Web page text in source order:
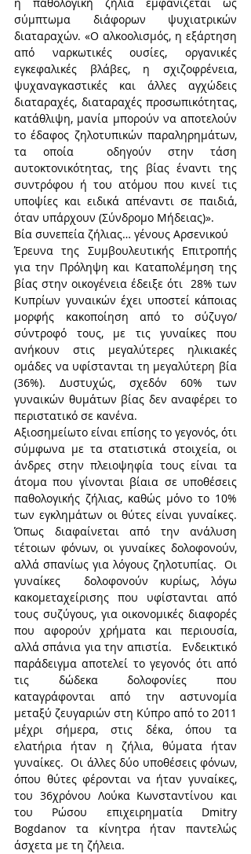
σύμπτωμα διάφορων ψυχιατρικών
διαταραχών. «Ο αλκοολισμός, η εξάρτηση
από ναρκωτικές ουσίες, οργανικές
εγκεφαλικές βλάβες, η σχιζοφρένεια,
ψυχαναγκαστικές και άλλες αγχώδεις
διαταραχές, διαταραχές προσωπικότητας,
κατάθλιψη, μανία μπορούν να αποτελούν
το έδαφος ζηλοτυπικών παραληρημάτων,
τα οποία  οδηγούν στην τάση
αυτοκτονικότητας, της βίας έναντι της
συντρόφου ή του ατόμου που κινεί τις
υποψίες και ειδικά απέναντι σε παιδιά,
όταν υπάρχουν (Σύνδρομο Μήδειας)».
Βία συνεπεία ζήλιας… γένους Αρσενικού
Έρευνα της Συμβουλευτικής Επιτροπής
για την Πρόληψη και Καταπολέμηση της
βίας στην οικογένεια έδειξε ότι  28% των
Κυπρίων γυναικών έχει υποστεί κάποιας
μορφής κακοποίηση από το σύζυγο/
σύντροφό τους, με τις γυναίκες που
ανήκουν στις μεγαλύτερες ηλικιακές
ομάδες να υφίστανται τη μεγαλύτερη βία
(36%). Δυστυχώς, σχεδόν 60% των
γυναικών θυμάτων βίας δεν αναφέρει το
περιστατικό σε κανένα.
Αξιοσημείωτο είναι επίσης το γεγονός, ότι
σύμφωνα με τα στατιστικά στοιχεία, οι
άνδρες στην πλειοψηφία τους είναι τα
άτομα που γίνονται βίαια σε υποθέσεις
παθολογικής ζήλιας, καθώς μόνο το 10%
των εγκλημάτων οι θύτες είναι γυναίκες.
Όπως διαφαίνεται από την ανάλυση
τέτοιων φόνων, οι γυναίκες δολοφονούν,
αλλά σπανίως για λόγους ζηλοτυπίας.  Οι
γυναίκες  δολοφονούν κυρίως, λόγω
κακομεταχείρισης που υφίστανται από
τους συζύγους, για οικονομικές διαφορές
που αφορούν χρήματα και περιουσία,
αλλά σπάνια για την απιστία.   Ενδεικτικό
παράδειγμα αποτελεί το γεγονός ότι από
τις δώδεκα δολοφονίες που
καταγράφονται από την αστυνομία
μεταξύ ζευγαριών στη Κύπρο από το 2011
μέχρι σήμερα, στις δέκα, όπου τα
ελατήρια ήταν η ζήλια, θύματα ήταν
γυναίκες.  Οι άλλες δύο υποθέσεις φόνων,
όπου θύτες φέρονται να ήταν γυναίκες,
του 36χρόνου Λούκα Κωνσταντίνου και
του Ρώσου επιχειρηματία Dmitry
Bogdanov τα κίνητρα ήταν παντελώς
άσχετα με τη ζήλεια.